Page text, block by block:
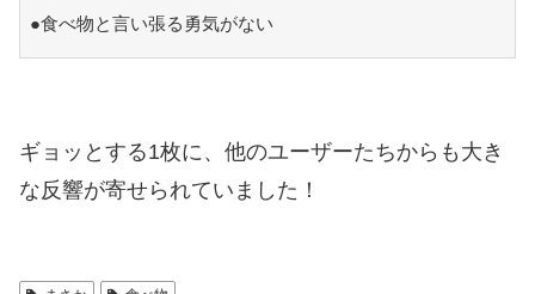
●食べ物と言い張る勇気がない
ギョッとする1枚に、他のユーザーたちからも大き
な反響が寄せられていました！